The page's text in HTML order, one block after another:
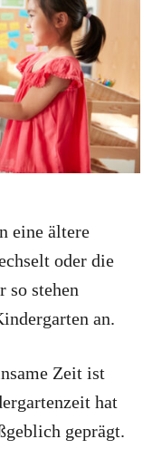
eine ältere
oder die
so stehen
an.
Zeit ist
hat
geprägt.